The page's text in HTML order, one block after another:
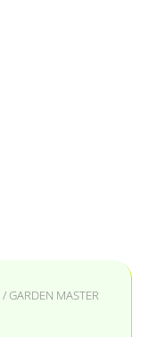
/ GARDEN MASTER